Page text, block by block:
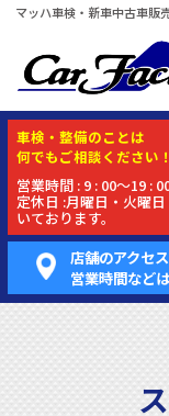
マッハ車検・新車中古車販
車検・ 整備のことは
何でもご相談ください！
営業時間 : 9 : 00～19 :
定休日 :月曜日・火曜
いております。
店舗のアクセス
営業時間など